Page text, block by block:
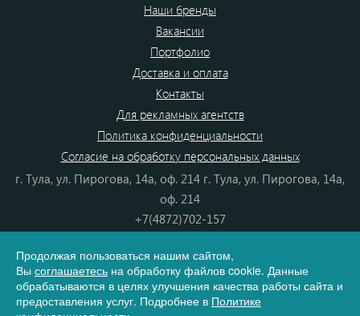
Наши бренды
Вакансии
Портфолио
Доставка и оплата
Контакты
Для рекламных агентств
Политика конфиденциальности
Согласие на обработку персональных данных
г. Тула, ул. Пирогова, 14а, оф. 214 г. Тула, ул. Пирогова, 14а,
оф. 214
+7(4872)702-157
8(800) 555-80-87
e-mail:info@dono.su
Продолжая пользоваться нашим сайтом,
Вы соглашаетесь на обработку файлов cookie. Данные
обрабатываются в целях улучшения качества работы сайта и
предоставления услуг. Подробнее в Политике